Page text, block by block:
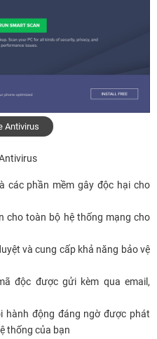
Antivirus
các phần mềm gây độc hại cho
cho toàn bộ hệ thống mạng cho
và cung cấp khả năng bảo vệ
độc được gửi kèm qua email,
hành động đáng ngờ được phát
thống của bạn